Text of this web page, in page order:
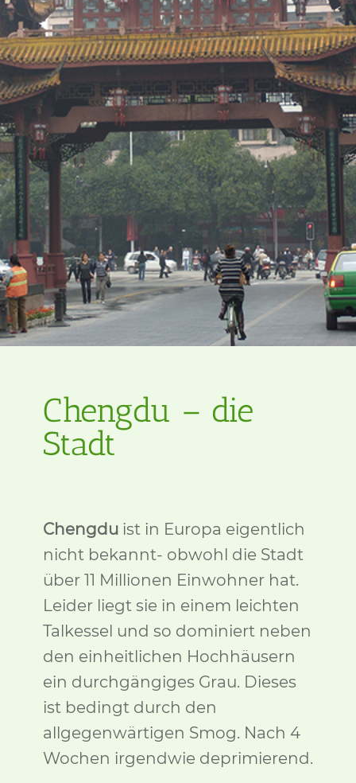
Chengdu – die
Stadt
Chengduist in Europa eigentlich
nicht bekannt- obwohl die Stadt
über 11 Millionen Einwohner hat.
Leider liegt sie in einem leichten
Talkessel und so dominiert neben
den einheitlichen Hochhäusern
ein durchgängiges Grau. Dieses
ist bedingt durch den
allgegenwärtigen Smog. Nach 4
Wochen irgendwie deprimierend.